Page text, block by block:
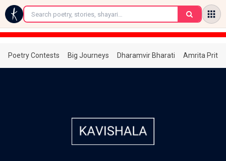
←
Poetry Contests Big Journeys Dharamvir Bharati Amrita